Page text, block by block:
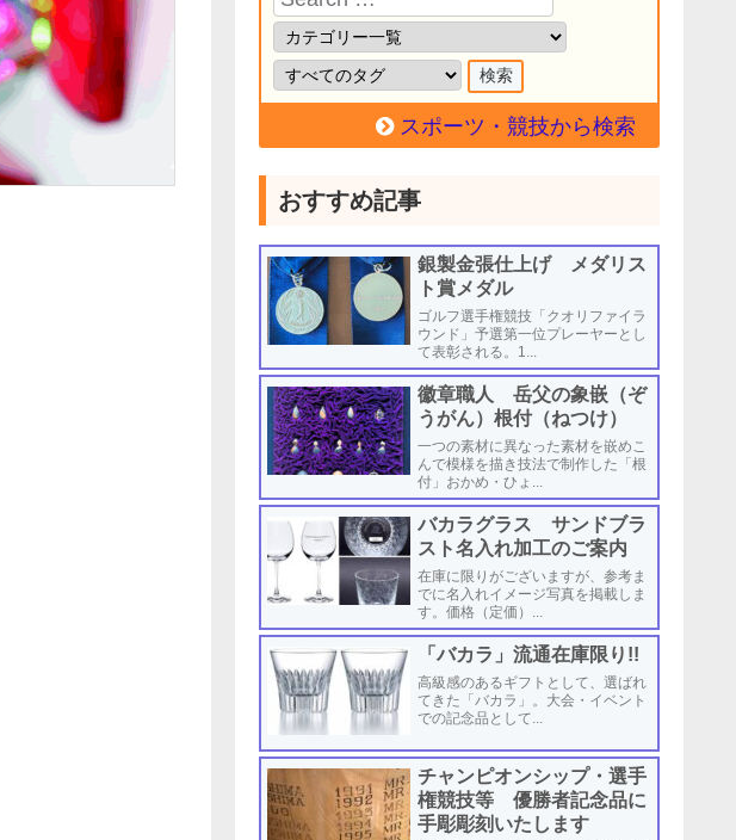
スポーツ・競技から検索
おすすめ記事
銀製金張仕上げ メダリス
ト賞メダル
ゴルフ選手権競技「クオリファイラ
ウンド」予選第一位プレーヤーとし
て表彰される。1...
徽章職人 岳父の象嵌（ぞ
うがん）根付（ねつけ）
一つの素材に異なった素材を嵌めこ
んで模様を描き技法で制作した「根
付」おかめ・ひょ...
バカラグラス サンドブラ
スト名入れ加工のご案内
在庫に限りがございますが、参考ま
でに名入れイメージ写真を掲載しま
す。価格（定価）...
「バカラ」流通在庫限り!!
高級感のあるギフトとして、選ばれ
てきた「バカラ」。大会・イベント
での記念品として...
チャンピオンシップ・選手
権競技等 優勝者記念品に
手彫彫刻いたします